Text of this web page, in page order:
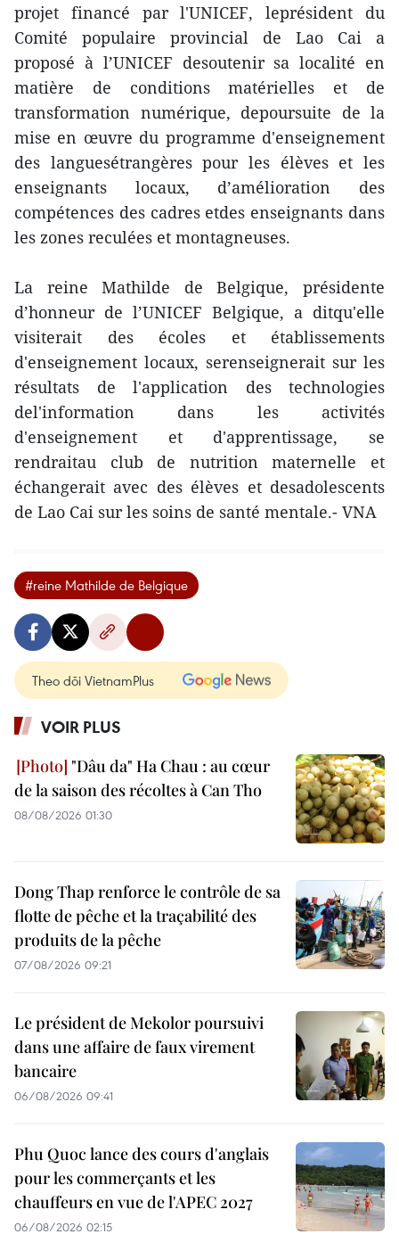
projet financé par l'UNICEF, leprésident du
Comité populaire provincial de Lao Cai a
proposé à l’UNICEF desoutenir sa localité en
matière de conditions matérielles et de
transformation numérique, depoursuite de la
mise en œuvre du programme d'enseignement
des languesétrangères pour les élèves et les
enseignants locaux, d’amélioration des
compétences des cadres etdes enseignants dans
les zones reculées et montagneuses.
La reine Mathilde de Belgique, présidente
d’honneur de l’UNICEF Belgique, a ditqu'elle
visiterait des écoles et établissements
d'enseignement locaux, serenseignerait sur les
résultats de l'application des technologies
del'information dans les activités
d'enseignement et d'apprentissage, se
rendraitau club de nutrition maternelle et
échangerait avec des élèves et desadolescents
de Lao Cai sur les soins de santé mentale.- VNA
#reine Mathilde de Belgique
Theo dõi VietnamPlus
VOIR PLUS
"Dâu da" Ha Chau : au cœur
de la saison des récoltes à Can Tho
08/08/2026 01:30
Dong Thap renforce le contrôle de sa
flotte de pêche et la traçabilité des
produits de la pêche
07/08/2026 09:21
Le président de Mekolor poursuivi
dans une affaire de faux virement
bancaire
06/08/2026 09:41
Phu Quoc lance des cours d'anglais
pour les commerçants et les
chauffeurs en vue de l'APEC 2027
06/08/2026 02:15